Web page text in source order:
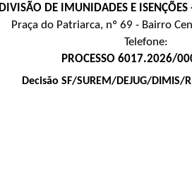
DIVISÃO DE IMUNIDADES E ISENÇÕES
Praça do Patriarca, nº 69 - Bairro
Telefone:
PROCESSO 6017.2026/
Decisão SF/SUREM/DEJUG/DIMIS/